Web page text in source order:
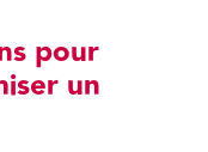
pour
un